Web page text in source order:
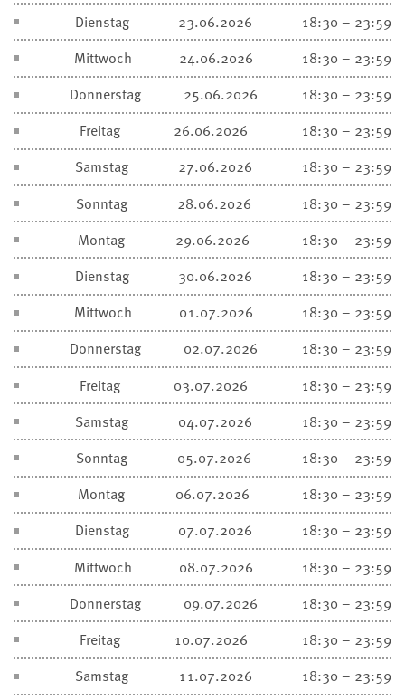
Dienstag
23.06.2026
18:30 – 23:59
Mittwoch
24.06.2026
18:30 – 23:59
Donnerstag
25.06.2026
18:30 – 23:59
Freitag
26.06.2026
18:30 – 23:59
Samstag
27.06.2026
18:30 – 23:59
Sonntag
28.06.2026
18:30 – 23:59
Montag
29.06.2026
18:30 – 23:59
Dienstag
30.06.2026
18:30 – 23:59
Mittwoch
01.07.2026
18:30 – 23:59
Donnerstag
02.07.2026
18:30 – 23:59
Freitag
03.07.2026
18:30 – 23:59
Samstag
04.07.2026
18:30 – 23:59
Sonntag
05.07.2026
18:30 – 23:59
Montag
06.07.2026
18:30 – 23:59
Dienstag
07.07.2026
18:30 – 23:59
Mittwoch
08.07.2026
18:30 – 23:59
Donnerstag
09.07.2026
18:30 – 23:59
Freitag
10.07.2026
18:30 – 23:59
Samstag
11.07.2026
18:30 – 23:59